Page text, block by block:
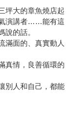
坪大的章魚燒店起
演講者……能有這
說的話。
滿面的、真實動人
真情，良善循環的
別人和自己，都能